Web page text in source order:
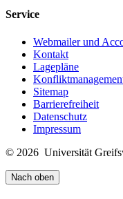
Service
Webmailer und
Kontakt
Lagepläne
Sitemap
Barrierefreiheit
Datenschutz
Impressum
© 2026 Universität
Nach oben